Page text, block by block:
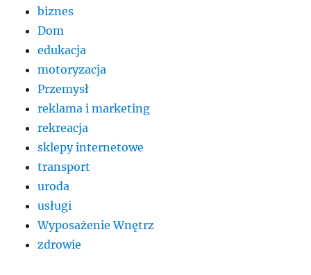
biznes
Dom
edukacja
motoryzacja
Przemysł
reklama i marketing
rekreacja
sklepy internetowe
transport
uroda
usługi
Wyposażenie Wnętrz
zdrowie